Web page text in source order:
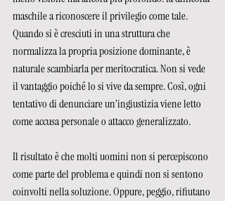
maschile a riconoscere il privilegio come tale.
Quando si è cresciuti in una struttura che
normalizza la propria posizione dominante, è
naturale scambiarla per meritocratica. Non si vede
il vantaggio poiché lo si vive da sempre. Così, ogni
tentativo di denunciare un’ingiustizia viene letto
come accusa personale o attacco generalizzato.
Il risultato è che molti uomini non si percepiscono
come parte del problema e quindi non si sentono
coinvolti nella soluzione. Oppure, peggio, rifiutano